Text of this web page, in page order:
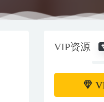
VIP资源